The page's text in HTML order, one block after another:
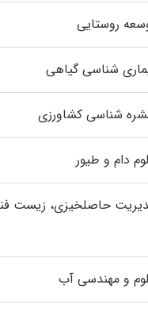
روستایی
شناسی گیاهی
شناسی کشاورزی
دام و طیور
حاصلخیزی، زیست
و مهندسی آب